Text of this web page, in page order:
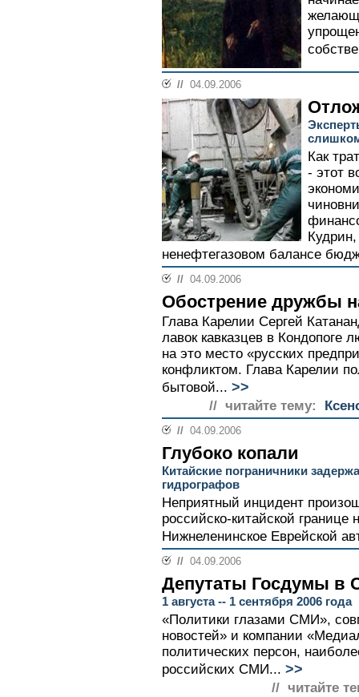
// 04.09.2006
Как
- этот
ненефтегазовом балансе
// 04.09.2006
Обострение дружбы
Глава Карелии Сергей
лавок кавказцев в
на это место «русских
конфликтом. Глава Карелии
бытовой... >>
// читайте тему:
// 04.09.2006
Глубоко копали
Китайские пограничники
гидрографов
Неприятный инцидент
российско-китайской границе
Нижнеленинское Еврейской
// 04.09.2006
Депутаты Госдумы в
1 августа -- 1 сентября 2006 года
«Политики глазами СМИ»,
новостей» и компании
политических персон,
российских СМИ... >>
// читайте